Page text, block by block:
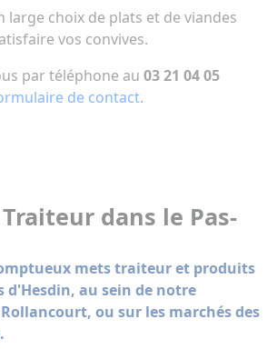
large choix de plats et de viandes
vos convives.
par téléphone au 03 21 04 05
de contact.
dans le Pas-
mets traiteur et produits
d'Hesdin, au sein de notre
ou sur les marchés des